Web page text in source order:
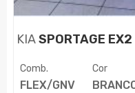
KIASPORTAGE
Comb.
FLEX/GNV
Cor